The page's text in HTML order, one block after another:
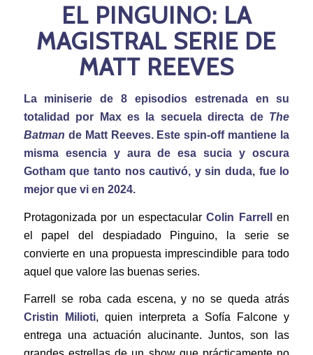
EL PINGUINO: LA
MAGISTRAL SERIE DE
MATT REEVES
La miniserie de 8 episodios estrenada en su
totalidad por Max es la secuela directa de The
Batman de Matt Reeves. Este spin-off mantiene la
misma esencia y aura de esa sucia y oscura
Gotham que tanto nos cautivó, y sin duda, fue lo
mejor que vi en 2024.
Protagonizada por un espectacularColin Farrell
en
el papel del despiadado Pinguino, la serie se
convierte en una propuesta imprescindible para todo
aquel que valore las buenas series.
Farrell se roba cada escena, y no se queda atrás
Cristin Milioti, quien interpreta a Sofía Falcone y
entrega una actuación alucinante. Juntos, son las